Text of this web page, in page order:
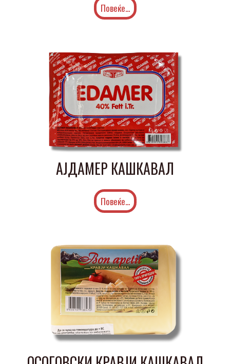
Повеќе...
АЈДАМЕР КАШКАВАЛ
Повеќе...